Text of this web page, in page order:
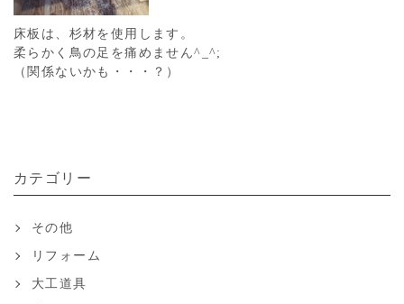
床板は、杉材を使用します。
柔らかく鳥の足を痛めません^_^;
（関係ないかも・・・？）
カテゴリー
その他
リフォーム
大工道具